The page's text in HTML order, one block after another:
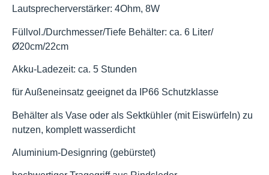
Lautsprecherverstärker: 4Ohm, 8W
Füllvol ./Durchmesser/Tiefe Behälter: ca. 6 Liter/
Ø20cm/22cm
Akku-Ladezeit: ca. 5 Stunden
für Außeneinsatz geeignet da IP66 Schutzklasse
Behälter als Vase oder als Sektkühler (mit Eiswürfeln) zu
nutzen, komplett wasserdicht
Aluminium-Designring (gebürstet)